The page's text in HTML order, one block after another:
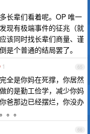
长辈们看着呢。OP 唯一
现有极端事件的征兆（就
该同时找长辈们商量、谨
是个普通的结局罢了。
65
1
全是你妈在死撑，你居然
的是勤工俭学，减少你妈
爸那边已经摆烂，你没办
。。
66